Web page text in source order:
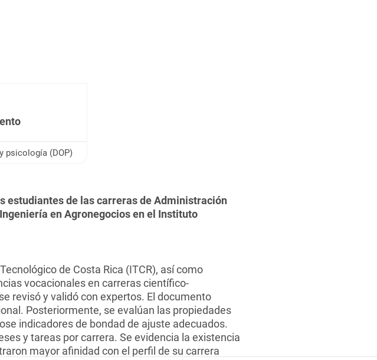
psicología (DOP)
estudiantes de las carreras de Administración
en Agronegocios en el Instituto
de Costa Rica (ITCR), así como
vocacionales en carreras científico-
revisó y validó con expertos. El documento
Posteriormente, se evalúan las propiedades
indicadores de bondad de ajuste adecuados.
y tareas por carrera. Se evidencia la existencia
mayor afinidad con el perfil de su carrera